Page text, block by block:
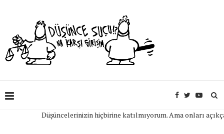
Düşüncelerinizin hiçbirine katılmıyorum. Ama onları açıkça